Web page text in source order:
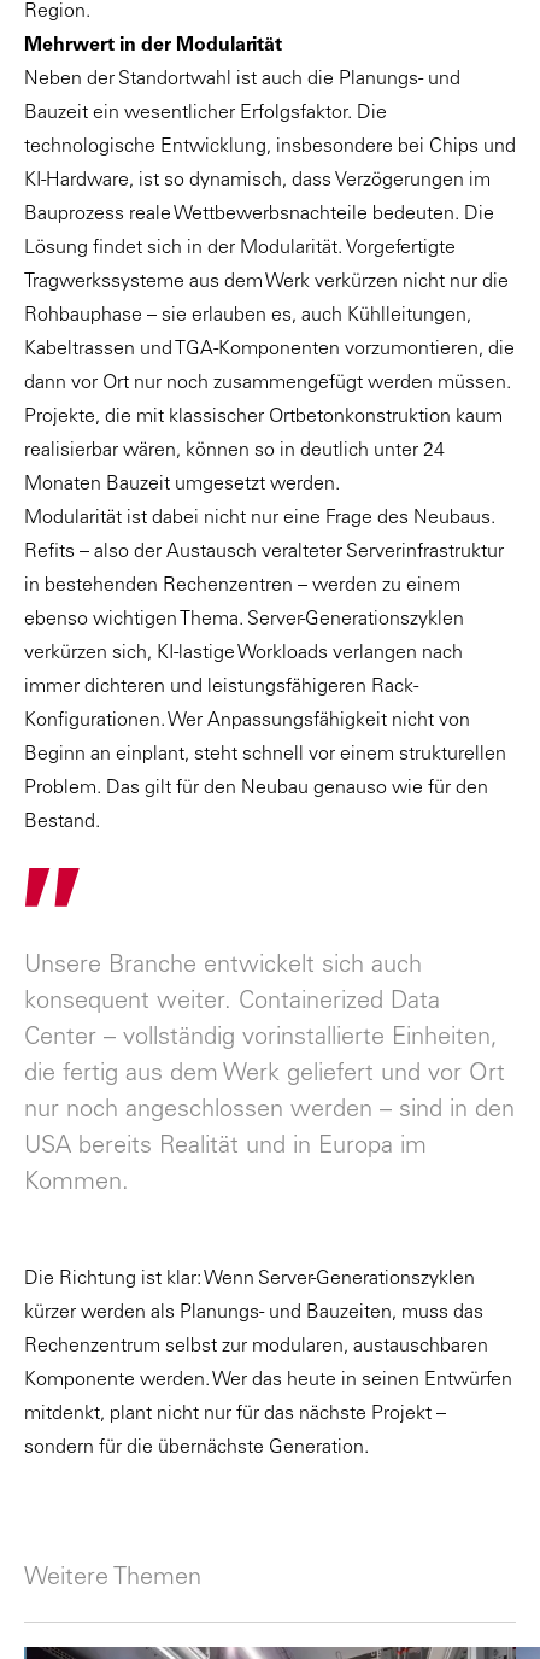
Region.
Mehrwert in der Modularität
Neben der Standortwahl ist auch die Planungs- und
Bauzeit ein wesentlicher Erfolgsfaktor. Die
technologische Entwicklung, insbesondere bei Chips und
KI-Hardware, ist so dynamisch, dass Verzögerungen im
Bauprozess reale Wettbewerbsnachteile bedeuten. Die
Lösung findet sich in der Modularität. Vorgefertigte
Tragwerkssysteme aus dem Werk verkürzen nicht nur die
Rohbauphase – sie erlauben es, auch Kühlleitungen,
Kabeltrassen und TGA-Komponenten vorzumontieren, die
dann vor Ort nur noch zusammengefügt werden müssen.
Projekte, die mit klassischer Ortbetonkonstruktion kaum
realisierbar wären, können so in deutlich unter 24
Monaten Bauzeit umgesetzt werden.
Modularität ist dabei nicht nur eine Frage des Neubaus.
Refits – also der Austausch veralteter Serverinfrastruktur
in bestehenden Rechenzentren – werden zu einem
ebenso wichtigen Thema. Server-Generationszyklen
verkürzen sich, KI-lastige Workloads verlangen nach
immer dichteren und leistungsfähigeren Rack-
Konfigurationen. Wer Anpassungsfähigkeit nicht von
Beginn an einplant, steht schnell vor einem strukturellen
Problem. Das gilt für den Neubau genauso wie für den
Bestand.
Unsere Branche entwickelt sich auch
konsequent weiter. Containerized Data
Center – vollständig vorinstallierte Einheiten,
die fertig aus dem Werk geliefert und vor Ort
nur noch angeschlossen werden – sind in den
USA bereits Realität und in Europa im
Kommen.
Die Richtung ist klar: Wenn Server-Generationszyklen
kürzer werden als Planungs- und Bauzeiten, muss das
Rechenzentrum selbst zur modularen, austauschbaren
Komponente werden. Wer das heute in seinen Entwürfen
mitdenkt, plant nicht nur für das nächste Projekt –
sondern für die übernächste Generation.
Weitere Themen